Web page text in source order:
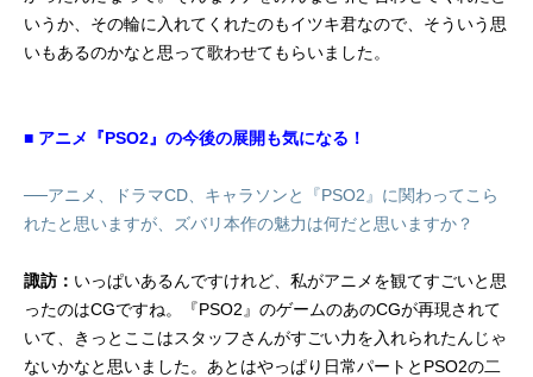
いうか、その輪に入れてくれたのもイツキ君なので、そういう思
いもあるのかなと思って歌わせてもらいました。
■ アニメ『PSO2』の今後の展開も気になる！
──アニメ、ドラマCD、キャラソンと『PSO2』に関わってこら
れたと思いますが、ズバリ本作の魅力は何だと思いますか？
諏訪： いっぱいあるんですけれど、私がアニメを観てすごいと思
ったのはCGですね。『PSO2』のゲームのあのCGが再現されて
いて、きっとここはスタッフさんがすごい力を入れられたんじゃ
ないかなと思いました。あとはやっぱり日常パートとPSO2の二